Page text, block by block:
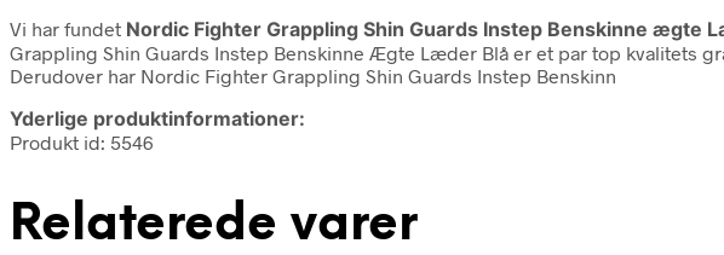
Vi har fundet Nordic Fighter Grappling Shin Guards Instep Benskinne ægte
Grappling Shin Guards Instep Benskinne Ægte Læder Blå er et par top kvalitets
Derudover har Nordic Fighter Grappling Shin Guards Instep Benskinn
Yderlige produktinformationer:
Produkt id: 5546
Relaterede varer